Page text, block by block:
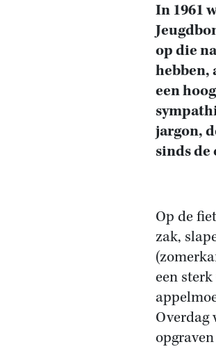
In 1961
op die
hebben,
een
jargon,
sinds
Op de
zak,
een
Overdag